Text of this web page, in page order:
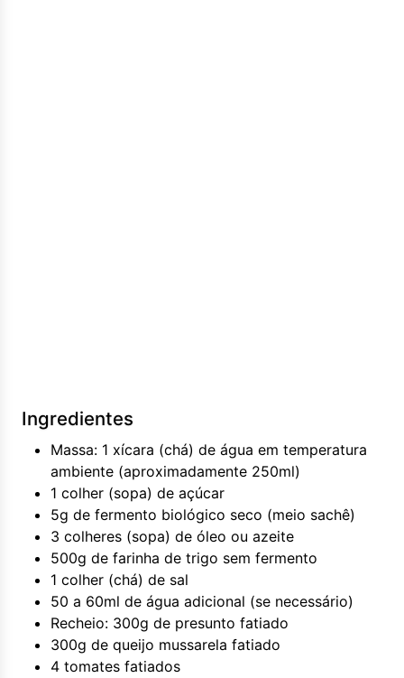
Ingredientes
Massa: 1 xícara (chá) de água em temperatura
ambiente (aproximadamente 250ml)
1 colher (sopa) de açúcar
5g de fermento biológico seco (meio sachê)
3 colheres (sopa) de óleo ou azeite
500g de farinha de trigo sem fermento
1 colher (chá) de sal
50 a 60ml de água adicional (se necessário)
Recheio: 300g de presunto fatiado
300g de queijo mussarela fatiado
4 tomates fatiados